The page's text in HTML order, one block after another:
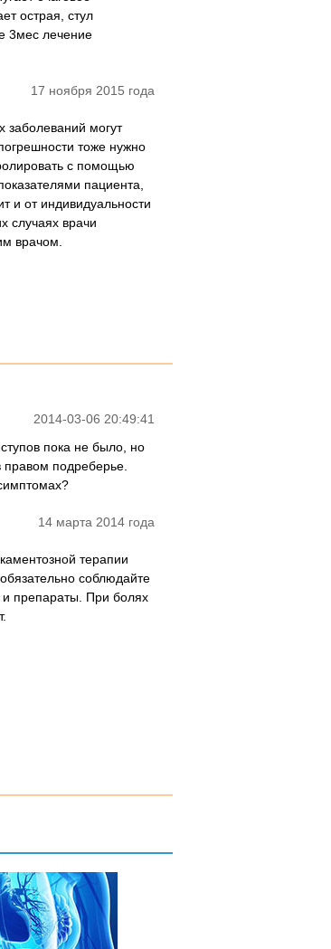
острая, стул
3мес лечение
17 ноября 2015 года
заболеваний могут
тоже нужно
с помощью
пациента,
и от индивидуальности
случаях врачи
врачом.
2014-03-06 20:49:41
пока не было, но
подреберье.
14 марта 2014 года
терапии
соблюдайте
и препараты. При болях